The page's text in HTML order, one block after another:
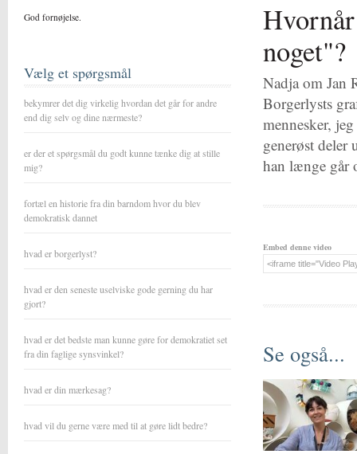
God fornøjelse.
Vælg et spørgsmål
bekymrer det dig virkelig hvordan det går for andre
end dig selv og dine nærmeste?
er der et spørgsmål du godt kunne tænke dig at stille
mig?
fortæl en historie fra din barndom hvor du blev
demokratisk dannet
hvad er borgerlyst?
hvad er den seneste uselviske gode gerning du har
gjort?
hvad er det bedste man kunne gøre for demokratiet set
fra din faglige synsvinkel?
hvad er din mærkesag?
hvad vil du gerne være med til at gøre lidt bedre?
noget"?
Nadja om Jan
Borgerlysts
mennesker,
generøst deler
han længe går
Embed denne video
Se også...